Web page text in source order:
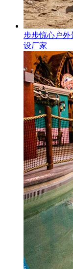
步步惊心户外
设厂家